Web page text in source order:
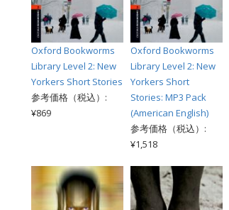
Oxford Bookworms
Library Level 2: New
Yorkers Short Stories
参考価格（税込）:
¥869
Oxford Bookworms
Library Level 2: New
Yorkers Short
Stories: MP3 Pack
(American English)
参考価格（税込）:
¥1,518